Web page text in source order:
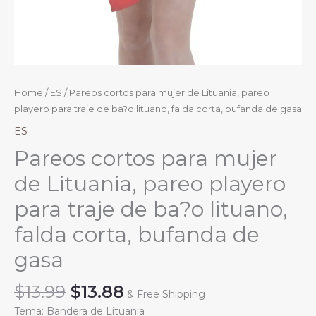
Home / ES / Pareos cortos para mujer de Lituania, pareo
playero para traje de ba?o lituano, falda corta, bufanda de gasa
ES
Pareos cortos para mujer
de Lituania, pareo playero
para traje de ba?o lituano,
falda corta, bufanda de
gasa
$13.99 Original
price
$13.88 Current
price
& Free Shipping
Tema: Bandera de Lituania